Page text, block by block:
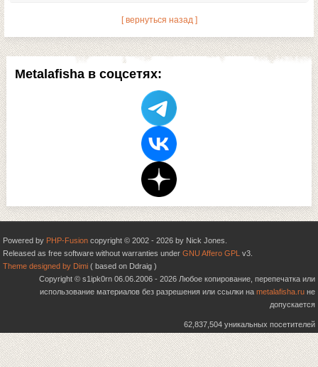
Metalafisha в соцсетях:
[ вернуться назад ]
Powered by PHP-Fusion copyright © 2002 - 2026 by Nick Jones.
Released as free software without warranties under GNU Affero GPL v3.
Theme designed by Dimi ( based on Ddraig )
Copyright © s1ipk0rn 06.06.2006 - 2026 Любое копирование, перепечатка или
использование материалов без разрешения или ссылки на metalafisha.ru не
допускается
62,837,504 уникальных посетителей